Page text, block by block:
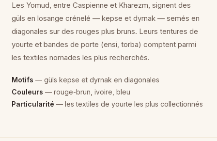
Les Yomud, entre Caspienne et Kharezm, signent des
güls en losange crénelé — kepse et dyrnak — semés en
diagonales sur des rouges plus bruns. Leurs tentures de
yourte et bandes de porte (ensi, torba) comptent parmi
les textiles nomades les plus recherchés.
Motifs — güls kepse et dyrnak en diagonales
Couleurs — rouge-brun, ivoire, bleu
Particularité — les textiles de yourte les plus collectionnés